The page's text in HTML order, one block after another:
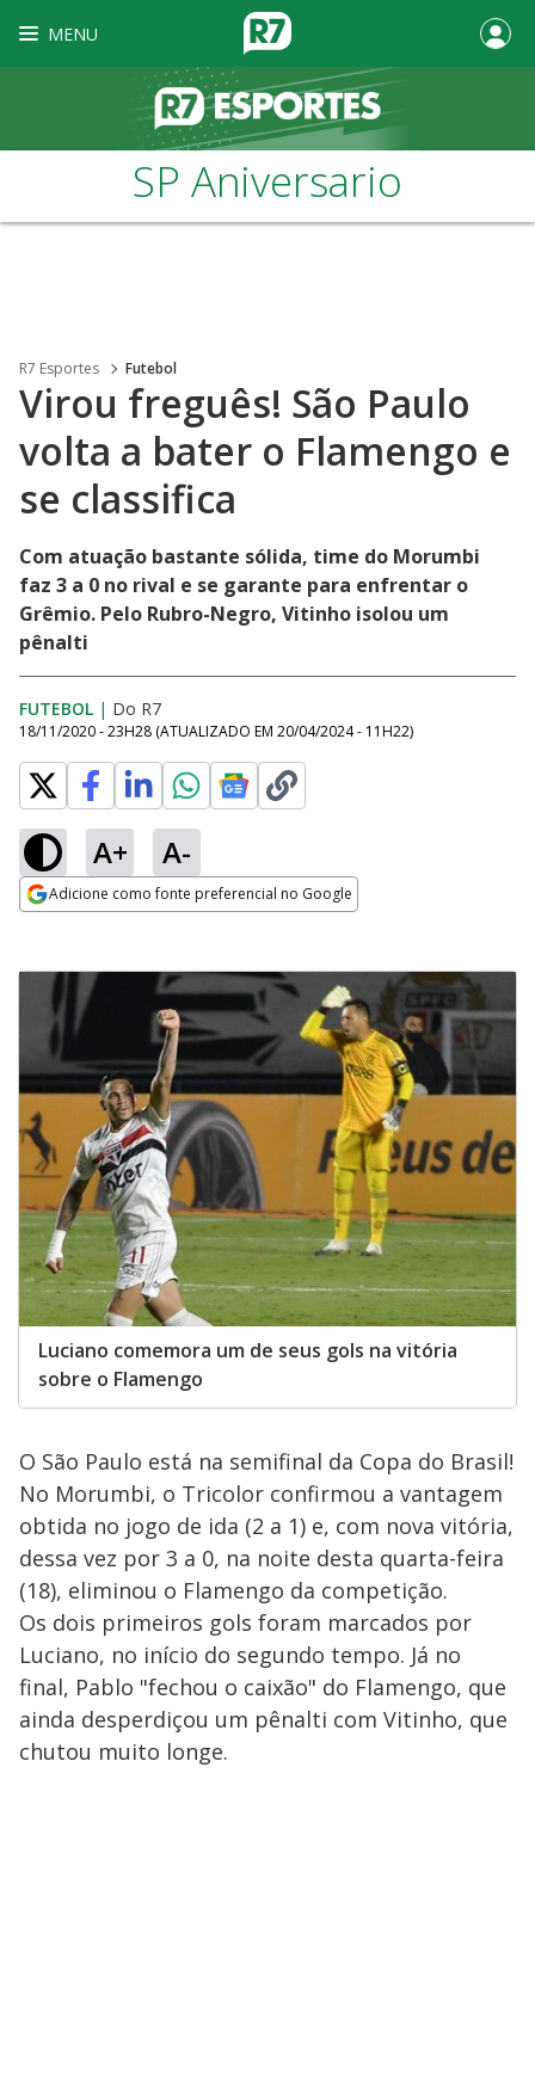
MENU
SP Aniversario
R7 Esportes Futebol
Virou freguês! São Paulo
volta a bater o Flamengo e
se classifica
Com atuação bastante sólida, time do Morumbi
faz 3 a 0 no rival e se garante para enfrentar o
Grêmio. Pelo Rubro-Negro, Vitinho isolou um
pênalti
FUTEBOL | Do R7
18/11/2020 - 23H28 (ATUALIZADO EM 20/04/2024 - 11H22)
A+ A-
Adicione como fonte preferencial no Google
Luciano comemora um de seus gols na vitória
sobre o Flamengo
O São Paulo está na semifinal da Copa do Brasil!
No Morumbi, o Tricolor confirmou a vantagem
obtida no jogo de ida (2 a 1) e, com nova vitória,
dessa vez por 3 a 0, na noite desta quarta-feira
(18), eliminou o Flamengo da competição.
Os dois primeiros gols foram marcados por
Luciano, no início do segundo tempo. Já no
final, Pablo "fechou o caixão" do Flamengo, que
ainda desperdiçou um pênalti com Vitinho, que
chutou muito longe.